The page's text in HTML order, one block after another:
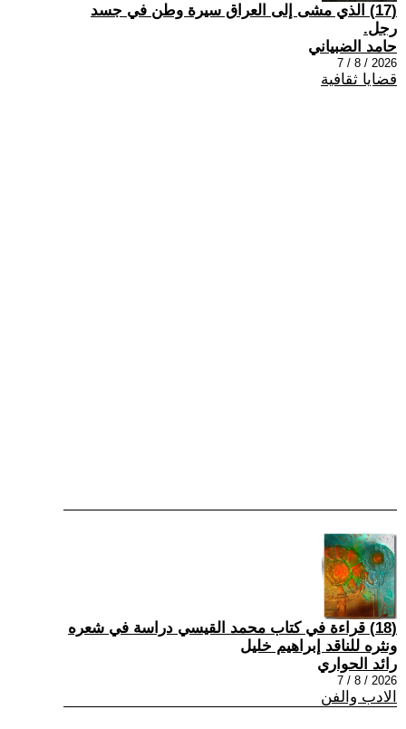
(17) الذي مشى إلى العراق سيرة وطن في جسد
رجل.
حامد الضبياني
2026 / 8 / 7
قضايا ثقافية
(18) قراءة في كتاب محمد القيسي دراسة في شعره
ونثره للناقد إبراهيم خليل
رائد الحواري
2026 / 8 / 7
الادب والفن